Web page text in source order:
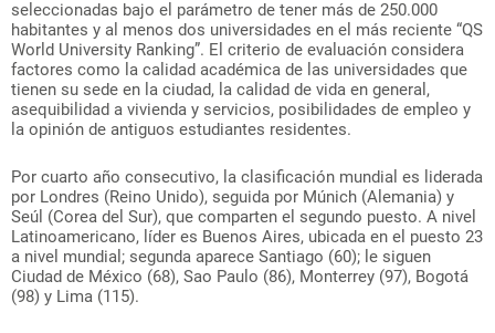
seleccionadas bajo el parámetro de tener más de 250.000
habitantes y al menos dos universidades en el más reciente “QS
World University Ranking”. El criterio de evaluación considera
factores como la calidad académica de las universidades que
tienen su sede en la ciudad, la calidad de vida en general,
asequibilidad a vivienda y servicios, posibilidades de empleo y
la opinión de antiguos estudiantes residentes.
Por cuarto año consecutivo, la clasificación mundial es liderada
por Londres (Reino Unido), seguida por Múnich (Alemania) y
Seúl (Corea del Sur), que comparten el segundo puesto. A nivel
Latinoamericano, líder es Buenos Aires, ubicada en el puesto 23
a nivel mundial; segunda aparece Santiago (60); le siguen
Ciudad de México (68), Sao Paulo (86), Monterrey (97), Bogotá
(98) y Lima (115).